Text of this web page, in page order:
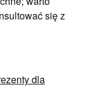
się z
dla